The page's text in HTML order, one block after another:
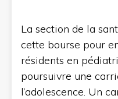
La section de la
cette bourse pour
résidents en
poursuivre une
l’adolescence. Un